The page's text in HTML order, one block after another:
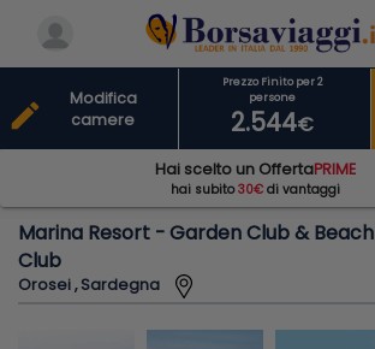
Marina Resort - Garden Club & Beach
Club
Orosei , Sardegna
Prezzo Finito per 2
persone
2.544€
edit
Modifica
camere
Hai scelto un OffertaPRIME
hai subito30€di vantaggi